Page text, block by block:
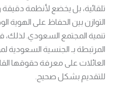
تلقائية، بل يخضع لأنظمة
التوازن بين الحفاظ على
تنمية المجتمع السعودي. لذلك،
المرتبطة بـ الجنسية السعودية
العائلات على معرفة حقوقها
للتقديم بشكل صحيح.